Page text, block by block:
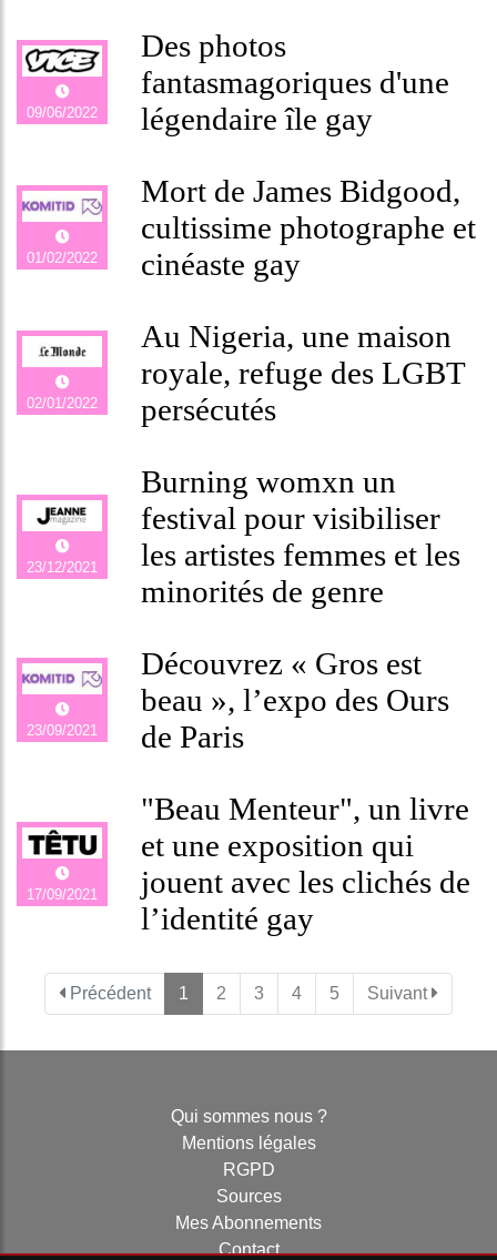
09/06/2022
Des photos
fantasmagoriques d'une
légendaire île gay
01/02/2022
Mort de James Bidgood,
cultissime photographe et
cinéaste gay
02/01/2022
Au Nigeria, une maison
royale, refuge des LGBT
persécutés
23/12/2021
Burning womxn un
festival pour visibiliser
les artistes femmes et les
minorités de genre
23/09/2021
Découvrez « Gros est
beau », l’expo des Ours
de Paris
17/09/2021
"Beau Menteur", un livre
et une exposition qui
jouent avec les clichés de
l’identité gay
Précédent 1 2 3 4 5 Suivant
Qui sommes nous ?
Mentions légales
RGPD
Sources
Mes Abonnements
Contact